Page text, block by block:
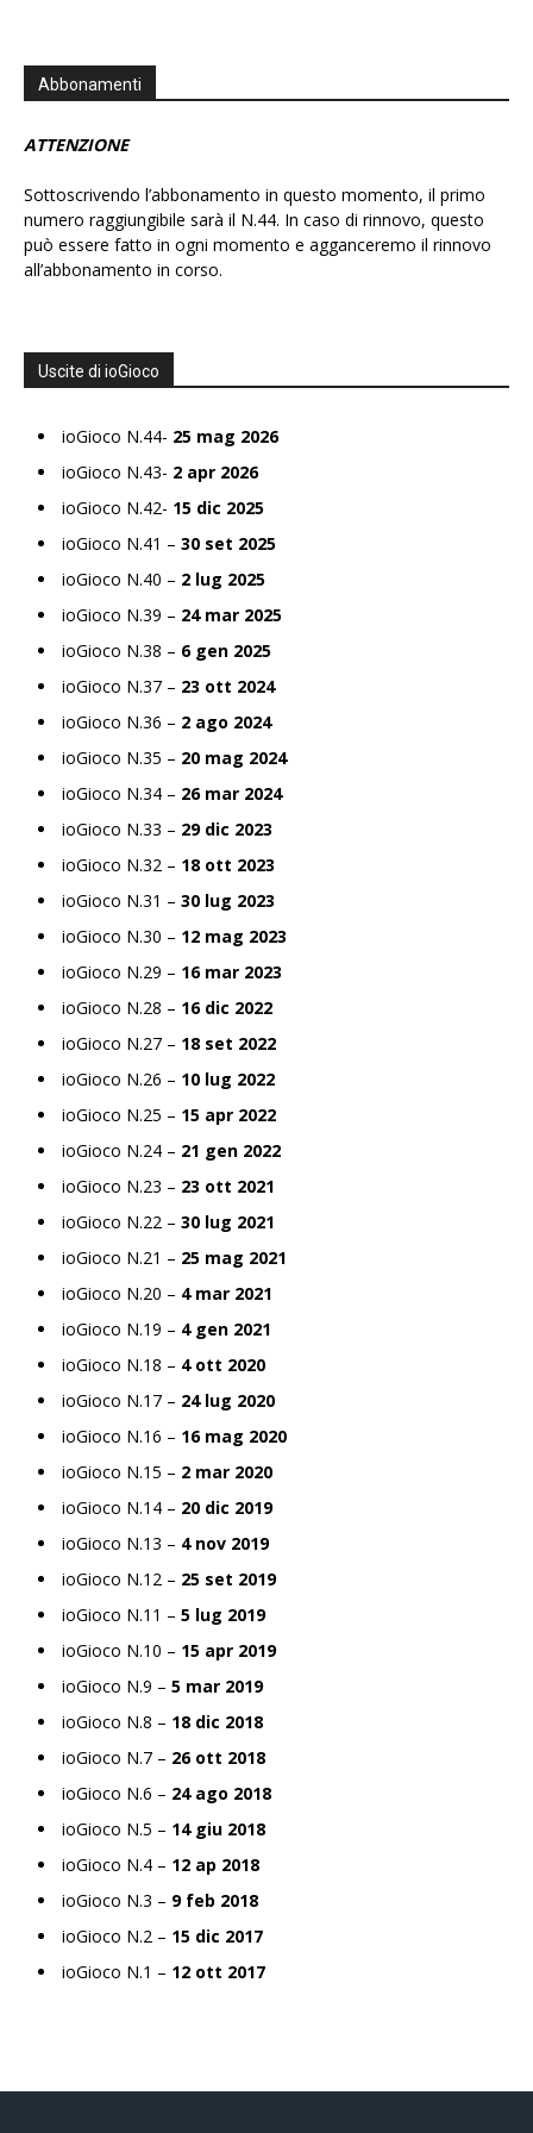
Abbonamenti
ATTENZIONE
Sottoscrivendo l’abbonamento in questo momento, il primo
numero raggiungibile sarà il N.44. In caso di rinnovo, questo
può essere fatto in ogni momento e agganceremo il rinnovo
all’abbonamento in corso.
Uscite di ioGioco
ioGioco N.44- 25 mag 2026
ioGioco N.43- 2 apr 2026
ioGioco N.42- 15 dic 2025
ioGioco N.41 – 30 set 2025
ioGioco N.40 – 2 lug 2025
ioGioco N.39 – 24 mar 2025
ioGioco N.38 – 6 gen 2025
ioGioco N.37 – 23 ott 2024
ioGioco N.36 – 2 ago 2024
ioGioco N.35 – 20 mag 2024
ioGioco N.34 – 26 mar 2024
ioGioco N.33 – 29 dic 2023
ioGioco N.32 – 18 ott 2023
ioGioco N.31 – 30 lug 2023
ioGioco N.30 – 12 mag 2023
ioGioco N.29 – 16 mar 2023
ioGioco N.28 – 16 dic 2022
ioGioco N.27 – 18 set 2022
ioGioco N.26 – 10 lug 2022
ioGioco N.25 – 15 apr 2022
ioGioco N.24 – 21 gen 2022
ioGioco N.23 – 23 ott 2021
ioGioco N.22 – 30 lug 2021
ioGioco N.21 – 25 mag 2021
ioGioco N.20 – 4 mar 2021
ioGioco N.19 – 4 gen 2021
ioGioco N.18 – 4 ott 2020
ioGioco N.17 – 24 lug 2020
ioGioco N.16 – 16 mag 2020
ioGioco N.15 – 2 mar 2020
ioGioco N.14 – 20 dic 2019
ioGioco N.13 – 4 nov 2019
ioGioco N.12 – 25 set 2019
ioGioco N.11 – 5 lug 2019
ioGioco N.10 – 15 apr 2019
ioGioco N.9 – 5 mar 2019
ioGioco N.8 – 18 dic 2018
ioGioco N.7 – 26 ott 2018
ioGioco N.6 – 24 ago 2018
ioGioco N.5 – 14 giu 2018
ioGioco N.4 – 12 ap 2018
ioGioco N.3 – 9 feb 2018
ioGioco N.2 – 15 dic 2017
ioGioco N.1 – 12 ott 2017